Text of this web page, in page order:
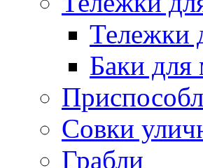
Тележки
Баки для
Совки
Грабли